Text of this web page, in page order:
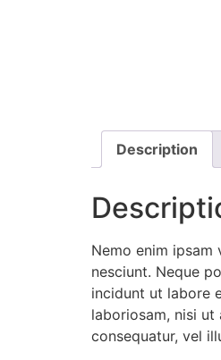
Description
Nemo enim
nesciunt. Neque
incidunt ut labore
laboriosam, nisi
consequatur, vel